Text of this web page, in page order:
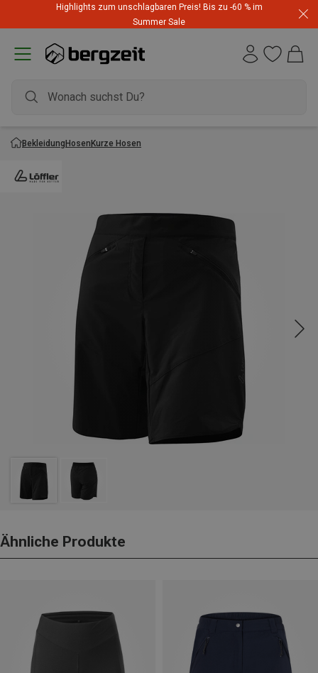
Highlights zum unschlagbaren Preis! Bis zu -60 % im
Summer Sale
BekleidungHosenKurze Hosen
Ähnliche Produkte